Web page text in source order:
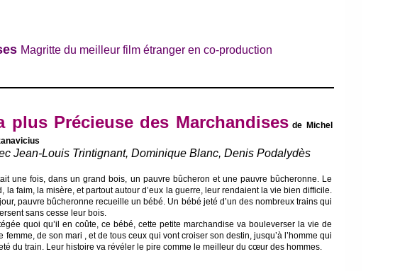
Magritte du meilleur film étranger en co-production
plus Précieuse des Marchandises de Michel
Jean-Louis Trintignant, Dominique Blanc, Denis Podalydès
une fois, dans un grand bois, un pauvre bûcheron et une pauvre bûcheronne. Le
la faim, la misère, et partout autour d’eux la guerre, leur rendaient la vie bien difficile.
pauvre bûcheronne recueille un bébé. Un bébé jeté d’un des nombreux trains qui
sans cesse leur bois.
quoi qu’il en coûte, ce bébé, cette petite marchandise va bouleverser la vie de
femme, de son mari , et de tous ceux qui vont croiser son destin, jusqu’à l’homme qui
du train. Leur histoire va révéler le pire comme le meilleur du cœur des hommes.